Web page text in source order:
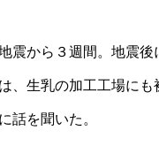
震から３週間。地震
、生乳の加工工場に
話を聞いた。